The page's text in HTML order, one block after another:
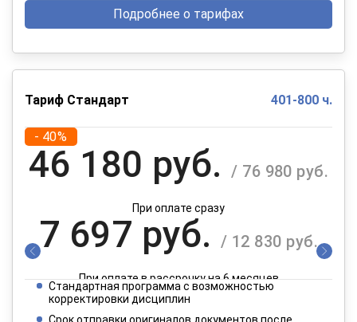
Подробнее о тарифах
Тариф Стандарт 401-800 ч.
- 40%
46 180 руб. / 76 980 руб.
При оплате сразу
7 697 руб. / 12 830 руб.
При оплате в рассрочку на 6 месяцев
3 849 руб.
Стандартная программа с возможностью
корректировки дисциплин
Срок отправки оригиналов документов после